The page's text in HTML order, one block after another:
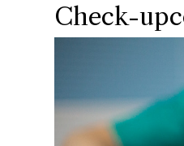
Check-